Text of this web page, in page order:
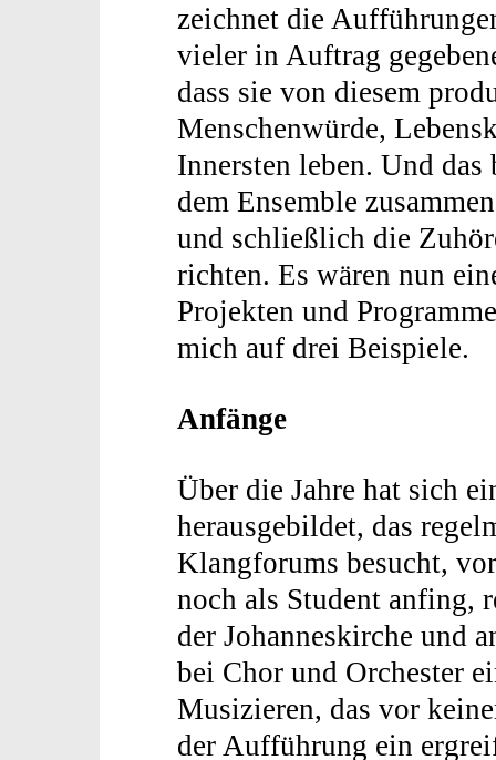
zeichnet die
vieler in Auftrag
dass sie von diesem
Menschenwürde,
Innersten leben. Und
dem Ensemble
und schließlich die
richten. Es wären nun
Projekten und
mich auf drei Beispiele.
Anfänge
Über die Jahre hat sich
herausgebildet, das
Klangforums besucht,
noch als Student anfing,
der Johanneskirche und
bei Chor und Orchester
Musizieren, das vor
der Aufführung ein